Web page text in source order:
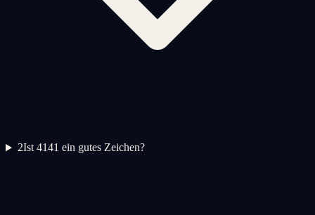
2Ist 4141 ein gutes Zeichen?